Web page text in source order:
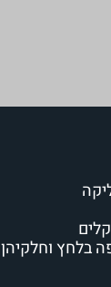
בלחץ וחלקיהן